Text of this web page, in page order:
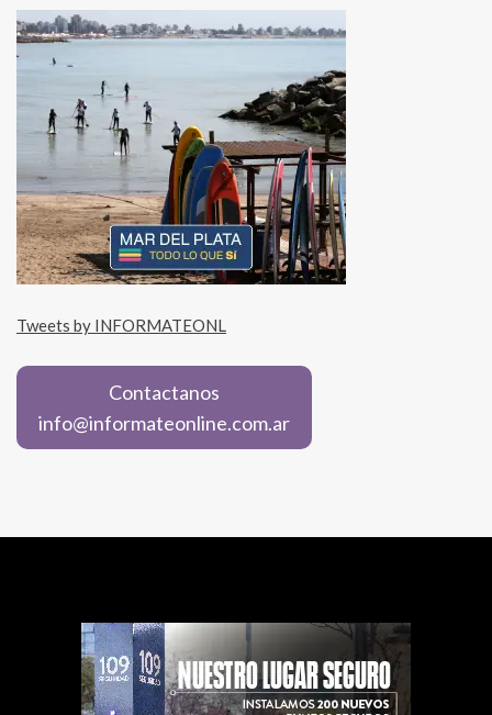
Tweets by INFORMATEONL
Contactanos
info@informateonline.com.ar